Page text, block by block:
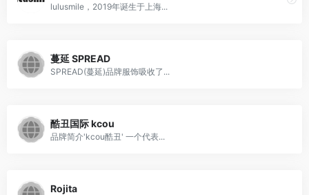
lulusmile，2019年诞生于上海...
蔓延 SPREAD
SPREAD(蔓延)品牌服饰吸收了...
酷丑国际 kcou
品牌简介'kcou酷丑' 一个代表...
Rojita